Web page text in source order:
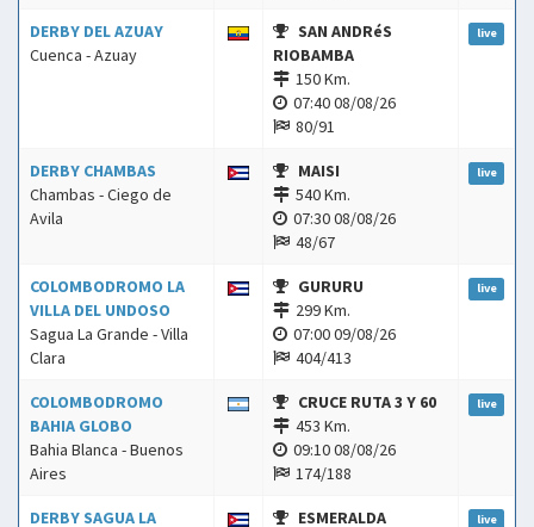
DERBY DEL AZUAY
Cuenca - Azuay
SAN ANDRéS
RIOBAMBA
150 Km.
07:40 08/08/26
80/91
live
DERBY CHAMBAS
Chambas - Ciego de
Avila
MAISI
540 Km.
07:30 08/08/26
48/67
live
COLOMBODROMO LA
VILLA DEL UNDOSO
Sagua La Grande - Villa
Clara
GURURU
299 Km.
07:00 09/08/26
404/413
live
COLOMBODROMO
BAHIA GLOBO
Bahia Blanca - Buenos
Aires
CRUCE RUTA 3 Y 60
453 Km.
09:10 08/08/26
174/188
live
DERBY SAGUA LA
ESMERALDA
live